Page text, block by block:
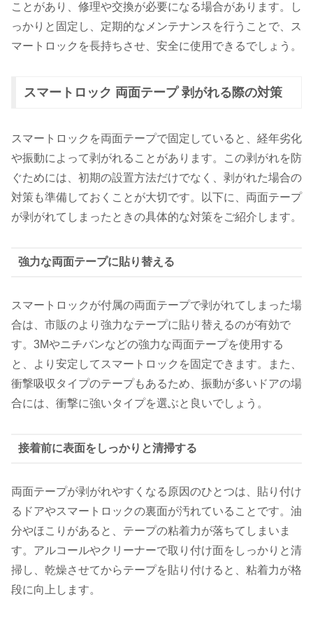
ことがあり、修理や交換が必要になる場合があります。し
っかりと固定し、定期的なメンテナンスを行うことで、ス
マートロックを長持ちさせ、安全に使用できるでしょう。
スマートロック 両面テープ 剥がれる際の対策
スマートロックを両面テープで固定していると、経年劣化
や振動によって剥がれることがあります。この剥がれを防
ぐためには、初期の設置方法だけでなく、剥がれた場合の
対策も準備しておくことが大切です。以下に、両面テープ
が剥がれてしまったときの具体的な対策をご紹介します。
強力な両面テープに貼り替える
スマートロックが付属の両面テープで剥がれてしまった場
合は、市販のより強力なテープに貼り替えるのが有効で
す。3Mやニチバンなどの強力な両面テープを使用する
と、より安定してスマートロックを固定できます。また、
衝撃吸収タイプのテープもあるため、振動が多いドアの場
合には、衝撃に強いタイプを選ぶと良いでしょう。
接着前に表面をしっかりと清掃する
両面テープが剥がれやすくなる原因のひとつは、貼り付け
るドアやスマートロックの裏面が汚れていることです。油
分やほこりがあると、テープの粘着力が落ちてしまいま
す。アルコールやクリーナーで取り付け面をしっかりと清
掃し、乾燥させてからテープを貼り付けると、粘着力が格
段に向上します。